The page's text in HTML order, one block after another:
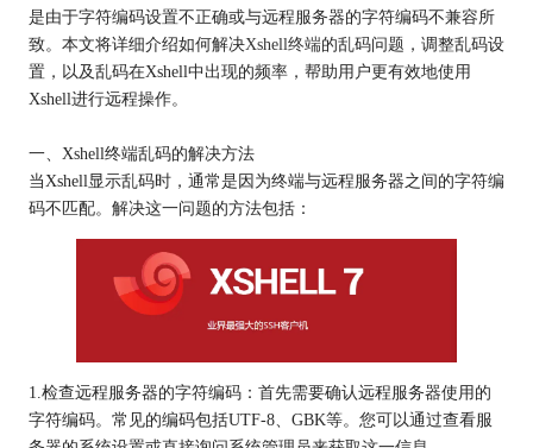
是由于字符编码设置不正确或与远程服务器的字符编码不兼容所
致。本文将详细介绍如何解决Xshell终端的乱码问题，调整乱码设
置，以及乱码在Xshell中出现的频率，帮助用户更有效地使用
Xshell进行远程操作。
一、Xshell终端乱码的解决方法
当Xshell显示乱码时，通常是因为终端与远程服务器之间的字符编
码不匹配。解决这一问题的方法包括：
1.检查远程服务器的字符编码：首先需要确认远程服务器使用的
字符编码。常见的编码包括UTF-8、GBK等。您可以通过查看服